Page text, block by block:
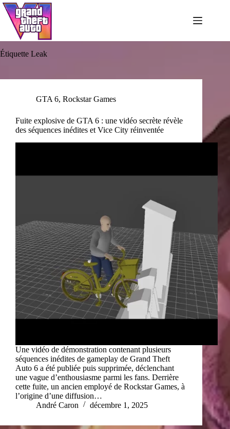
Passer
au
contenu
Étiquette Leak
GTA 6, Rockstar Games
Fuite explosive de GTA 6 : une vidéo secrète révèle
des séquences inédites et Vice City réinventée
Une vidéo de démonstration contenant plusieurs
séquences inédites de gameplay de Grand Theft
Auto 6 a été publiée puis supprimée, déclenchant
une vague d’enthousiasme parmi les fans. Derrière
cette fuite, un ancien employé de Rockstar Games, à
l’origine d’une diffusion…
André Caron
décembre 1, 2025